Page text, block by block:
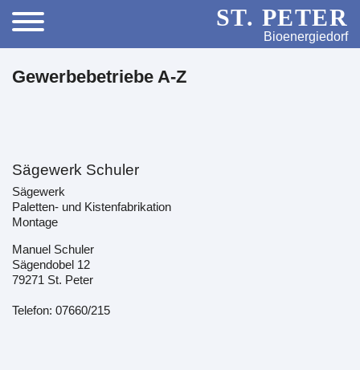
ST. PETER
Bioenergiedorf
Gewerbebetriebe A-Z
Sägewerk Schuler
Sägewerk
Paletten- und Kistenfabrikation
Montage
Manuel Schuler
Sägendobel 12
79271 St. Peter
Telefon: 07660/215